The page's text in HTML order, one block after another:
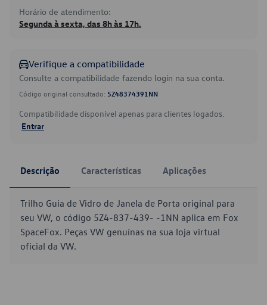
Horário de atendimento:
Segunda à sexta, das 8h às 17h.
Verifique a compatibilidade
Consulte a compatibilidade fazendo login na sua conta.
Código original consultado: 5Z48374391NN
Compatibilidade disponível apenas para clientes logados.
Entrar
Descrição Características Aplicações
Trilho Guia de Vidro de Janela de Porta original para
seu VW, o código 5Z4-837-439- -1NN aplica em Fox
SpaceFox. Peças VW genuínas na sua loja virtual
oficial da VW.